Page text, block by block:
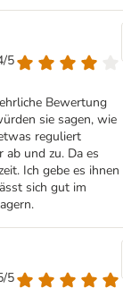
5
Bewertung
sie sagen, wie
reguliert
und zu. Da es
Ich gebe es ihnen
sich gut im
5